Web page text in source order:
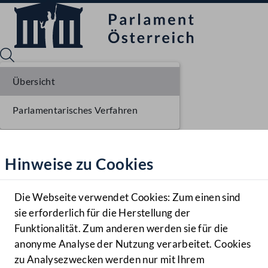
Hilfe
Benutzer
Navigationsmenü öffnen
MENÜ
Hinweise zu Cookies
Die Webseite verwendet Cookies: Zum einen sind
sie erforderlich für die Herstellung der
Funktionalität. Zum anderen werden sie für die
anonyme Analyse der Nutzung verarbeitet. Cookies
zu Analysezwecken werden nur mit Ihrem
Übersicht
Parlamentarisches Verfahren